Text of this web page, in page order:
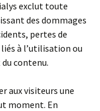
exclut toute
des dommages
pertes de
à l’utilisation ou
contenu.
aux visiteurs une
moment. En